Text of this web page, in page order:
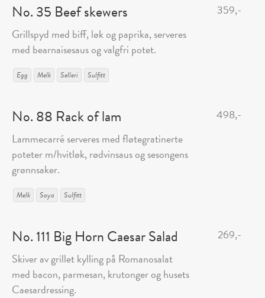
No. 35 Beef skewers
Grillspyd med biff, løk og paprika, serveres
med bearnaisesaus og valgfri potet.
Egg Melk Selleri Sulfitt
359,-
No. 88 Rack of lam
Lammecarré serveres med fløtegratinerte
poteter m/hvitløk, rødvinsaus og sesongens
grønnsaker.
Melk Soya Sulfitt
498,-
No. 111 Big Horn Caesar Salad
Skiver av grillet kylling på Romanosalat
med bacon, parmesan, krutonger og husets
Caesardressing.
269,-